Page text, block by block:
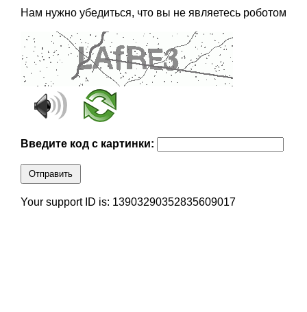
Нам нужно убедиться, что вы не являетесь роботом
Введите код с картинки:
Отправить
Your support ID is: 13903290352835609017